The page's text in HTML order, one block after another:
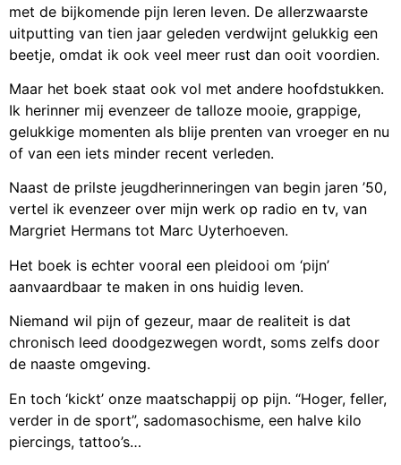
met de bijkomende pijn leren leven. De allerzwaarste
uitputting van tien jaar geleden verdwijnt gelukkig een
beetje, omdat ik ook veel meer rust dan ooit voordien.
Maar het boek staat ook vol met andere hoofdstukken.
Ik herinner mij evenzeer de talloze mooie, grappige,
gelukkige momenten als blije prenten van vroeger en nu
of van een iets minder recent verleden.
Naast de prilste jeugdherinneringen van begin jaren ’50,
vertel ik evenzeer over mijn werk op radio en tv, van
Margriet Hermans tot Marc Uyterhoeven.
Het boek is echter vooral een pleidooi om ‘pijn’
aanvaardbaar te maken in ons huidig leven.
Niemand wil pijn of gezeur, maar de realiteit is dat
chronisch leed doodgezwegen wordt, soms zelfs door
de naaste omgeving.
En toch ‘kickt’ onze maatschappij op pijn. “Hoger, feller,
verder in de sport”, sadomasochisme, een halve kilo
piercings, tattoo’s…